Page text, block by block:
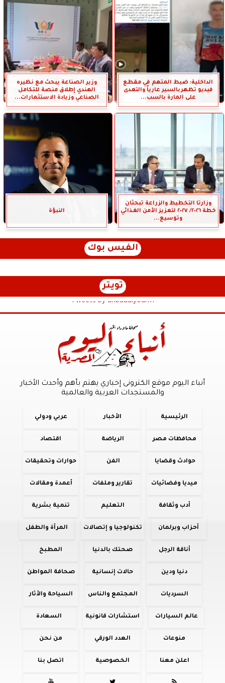
الداخلية: ضبط المتهم في مقطع
فيديو تظهربالسير عارياً والتعدى
على المارة بالسب...
وزير الصناعة يبحث مع نظيره
الهندي إطلاق منصة للتكامل
الصناعي وزيادة الاستثمارات...
وزارتا التخطيط والزراعة تبحثان
خطة ٢٠٢٦/ ٢٠٢٧ لتعزيز الأمن الغذائي
وتوسيع...
النبؤة
الفيس بوك
تويتر
Tweets by anbaaalyoum1
أنباء اليوم موقع الكترونى إخباري يهتم بأهم وأحدث الأخبار
والمستجدات العربية والعالمية
الرئيسية الأخبار عربي ودولي
محافظات مصر الرياضة اقتصاد
حوادث وقضايا الفن حوارات وتحقيقات
ميديا وفضائيات تقارير وملفات أعمدة ومقالات
أدب وثقافة التعليم تنمية بشرية
أحزاب وبرلمان تكنولوجيا و إتصالات المرأة والطفل
أناقة الرجل صحتك بالدنيا المطبخ
دنيا ودين حالات إنسانية صحافة المواطن
السرديات المجتمع والناس السياحة والأثار
عالم السيارات استشارات قانونية السعادة
منوعات العدد الورقي من نحن
اعلن معنا الخصوصية اتصل بنا